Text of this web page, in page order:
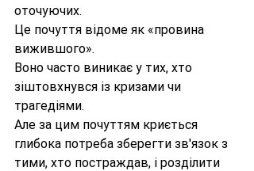
оточуючих.
Це почуття відоме як «провина
вижившого».
Воно часто виникає у тих, хто
зіштовхнувся із кризами чи
трагедіями.
Але за цим почуттям криється
глибока потреба зберегти зв'язок з
тими, хто постраждав, і розділити